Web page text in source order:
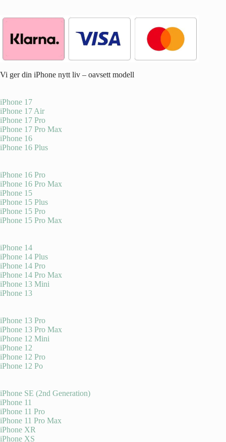
Vi ger din iPhone nytt liv – oavsett modell
iPhone 17
iPhone 17 Air
iPhone 17 Pro
iPhone 17 Pro Max
iPhone 16
iPhone 16 Plus
iPhone 16 Pro
iPhone 16 Pro Max
iPhone 15
iPhone 15 Plus
iPhone 15 Pro
iPhone 15 Pro Max
iPhone 14
iPhone 14 Plus
iPhone 14 Pro
iPhone 14 Pro Max
iPhone 13 Mini
iPhone 13
iPhone 13 Pro
iPhone 13 Pro Max
iPhone 12 Mini
iPhone 12
iPhone 12 Pro
iPhone 12 Po
iPhone SE (2nd Generation)
iPhone 11
iPhone 11 Pro
iPhone 11 Pro Max
iPhone XR
iPhone XS